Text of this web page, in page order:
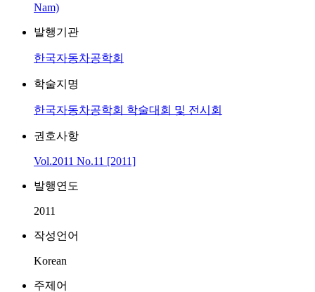
Nam)
발행기관
한국자동차공학회
학술지명
한국자동차공학회 학술대회 및 전시회
권호사항
Vol.2011 No.11 [2011]
발행연도
2011
작성언어
Korean
주제어